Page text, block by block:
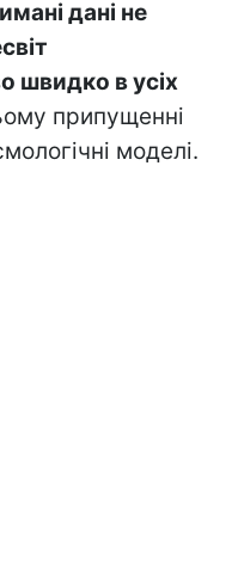
дані не
швидко в усіх
припущенні
моделі.